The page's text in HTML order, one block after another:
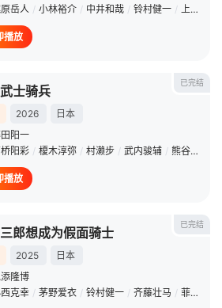
岳人 / 小林裕介 / 中井和哉 / 铃村健一 / 上条沙惠子
播放
已完结
士骑兵
2026
日本
阳一
阳彩 / 榎木淳弥 / 村濑步 / 武内骏辅 / 熊谷健太郎
播放
已完结
郎想成为假面骑士
2025
日本
隆博
克幸 / 茅野爱衣 / 铃村健一 / 齐藤壮马 / 菲鲁兹·蓝